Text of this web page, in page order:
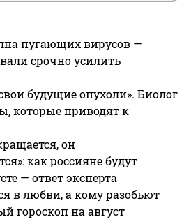
пугающих вирусов —
срочно усилить
будущие опухоли». Биолог
которые приводят к
он
как россияне будут
— ответ эксперта
в любви, а кому разобьют
гороскоп на август